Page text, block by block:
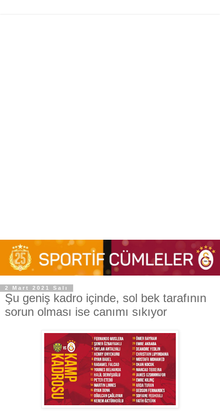
2 Mart 2021 Salı
Şu geniş kadro içinde, sol bek tarafının
sorun olması ise canımı sıkıyor